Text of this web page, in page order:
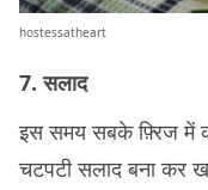
hostessatheart
7. सलाद
इस समय सबके फ़्रिज में
चटपटी सलाद बना कर